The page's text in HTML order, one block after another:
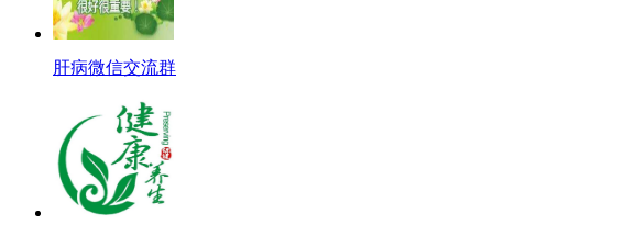
肝病微信交流群